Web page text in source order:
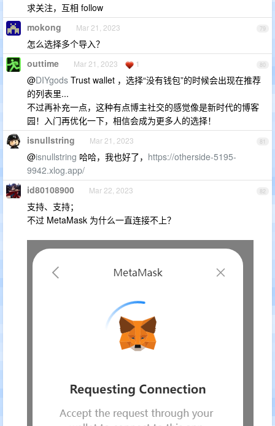
求关注，互相 follow
79
mokong Mar 21, 2023
怎么选择多个导入？
80
outtime Mar 21, 2023 1
@DIYgods Trust wallet ，选择“没有钱包”的时候会出现在推荐
的列表里...
不过再补充一点，这种有点博主社交的感觉像是新时代的博客
园！入门再优化一下，相信会成为更多人的选择！
81
isnullstring Mar 21, 2023
@isnullstring 哈哈，我也好了， https://otherside-5195-
9942.xlog.app/
82
id80108900 Mar 22, 2023
支持、支持；
不过 MetaMask 为什么一直连接不上？